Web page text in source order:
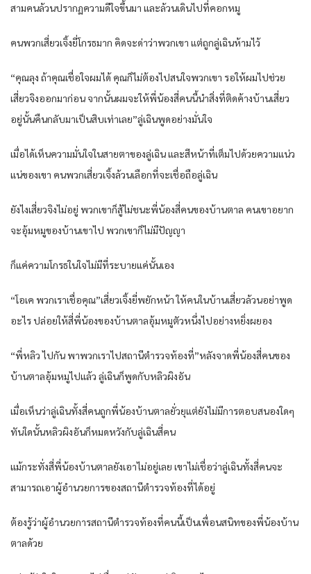
สามคนล้วนปรากฏความดีใจขึ้นมา และล้วนเดินไปที่คอกหมู
คนพวกเสี่ยวเจิ้งยี่โกรธมาก คิดจะด่าว่าพวกเขา แต่ถูกลู่เฉินห้ามไว้
“คุณลุง ถ้าคุณเชื่อใจผมได้ คุณก็ไม่ต้องไปสนใจพวกเขา รอให้ผมไปช่วย
เสี่ยวจิงออกมาก่อน จากนั้นผมจะให้พี่น้องสี่คนนี้นำสิ่งที่ติดค้างบ้านเสี่ยว
อยู่นั้นคืนกลับมาเป็นสิบเท่าเลย”ลู่เฉินพูดอย่างมั่นใจ
เมื่อได้เห็นความมั่นใจในสายตาของลู่เฉิน และสีหน้าที่เต็มไปด้วยความแน่ว
แน่ของเขา คนพวกเสี่ยวเจิ้งล้วนเลือกที่จะเชื่อถือลู่เฉิน
ยังไงเสี่ยวจิงไม่อยู่ พวกเขาก็สู้ไม่ชนะพี่น้องสี่คนของบ้านตาล คนเขาอยาก
จะอุ้มหมูของบ้านเขาไป พวกเขาก็ไม่มีปัญญา
ก็แค่ความโกรธในใจไม่มีที่ระบายแค่นั้นเอง
“โอเค พวกเราเชื่อคุณ”เสี่ยวเจิ้งยี่พยักหน้า ให้คนในบ้านเสี่ยวล้วนอย่าพูด
อะไร ปล่อยให้สี่พี่น้องของบ้านตาลอุ้มหมูตัวหนึ่งไปอย่างหยิ่งผยอง
“พี่หลิว ไปกัน พาพวกเราไปสถานีตำรวจท้องที่”หลังจาดพี่น้องสี่คนของ
บ้านตาลอุ้มหมูไปแล้ว ลู่เฉินก็พูดกับหลิวผิงอัน
เมื่อเห็นว่าลู่เฉินทั้งสี่คนถูกพี่น้องบ้านตาลยั่วยุแต่ยังไม่มีการตอบสนองใดๆ
ทันใดนั้นหลิวผิงอันก็หมดหวังกับลู่เฉินสี่คน
แม้กระทั่งสี่พี่น้องบ้านตาลยังเอาไม่อยู่เลย เขาไม่เชื่อว่าลู่เฉินทั้งสี่คนจะ
สามารถเอาผู้อำนวยการของสถานีตำรวจท้องที่ได้อยู่
ต้องรู้ว่าผู้อำนวยการสถานีตำรวจท้องที่คนนี้เป็นเพื่อนสนิทของพี่น้องบ้าน
ตาลด้วย